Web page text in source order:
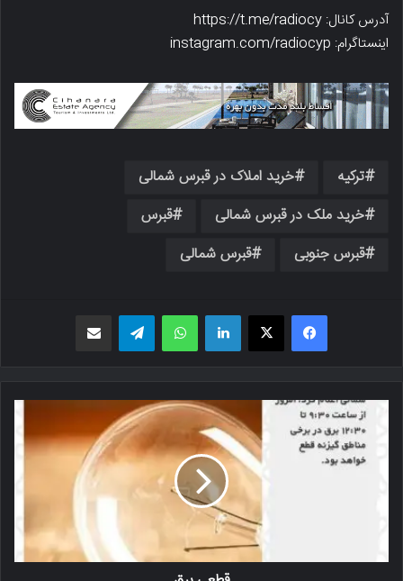
آدرس کانال: https://t.me/radiocy
اینستاگرام: instagram.com/radiocyp
ترکیه
خرید املاک در قبرس شمالی
خرید ملک در قبرس شمالی
قبرس
قبرس جنوبی
قبرس شمالی
فیسبوک X لینکدین واتس اپ